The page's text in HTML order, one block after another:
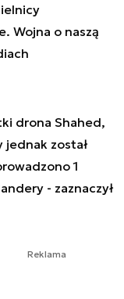
Wojna o naszą
drona Shahed,
jednak został
1
- zaznaczył
Reklama